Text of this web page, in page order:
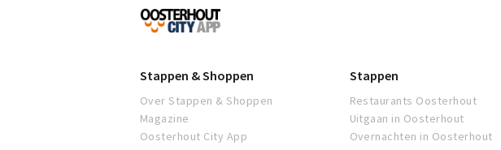
Proef
Oosterhout
Stappen & Shoppen
Over Stappen & Shoppen
Magazine
Oosterhout City App
Stappen
Restaurants Oosterhout
Uitgaan in Oosterhout
Overnachten in Oosterhout